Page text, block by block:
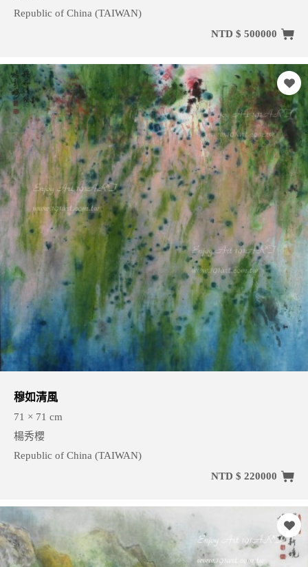
Republic of China (TAIWAN)
NTD $ 500000
穆如清風
71 × 71 cm
楊秀櫻
Republic of China (TAIWAN)
NTD $ 220000